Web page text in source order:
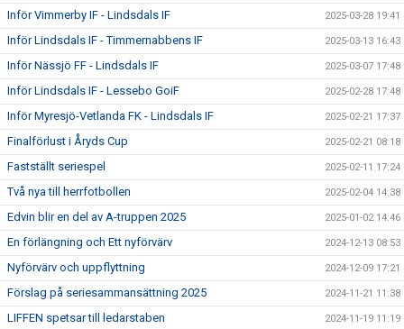
Inför Vimmerby IF - Lindsdals IF 2025-03-28 19:41
Inför Lindsdals IF - Timmernabbens IF 2025-03-13 16:43
Inför Nässjö FF - Lindsdals IF 2025-03-07 17:48
Inför Lindsdals IF - Lessebo GoiF 2025-02-28 17:48
Inför Myresjö-Vetlanda FK - Lindsdals IF 2025-02-21 17:37
Finalförlust i Åryds Cup 2025-02-21 08:18
Fastställt seriespel 2025-02-11 17:24
Två nya till herrfotbollen 2025-02-04 14:38
Edvin blir en del av A-truppen 2025 2025-01-02 14:46
En förlängning och Ett nyförvärv 2024-12-13 08:53
Nyförvärv och uppflyttning 2024-12-09 17:21
Förslag på seriesammansättning 2025 2024-11-21 11:38
LIFFEN spetsar till ledarstaben 2024-11-19 11:19